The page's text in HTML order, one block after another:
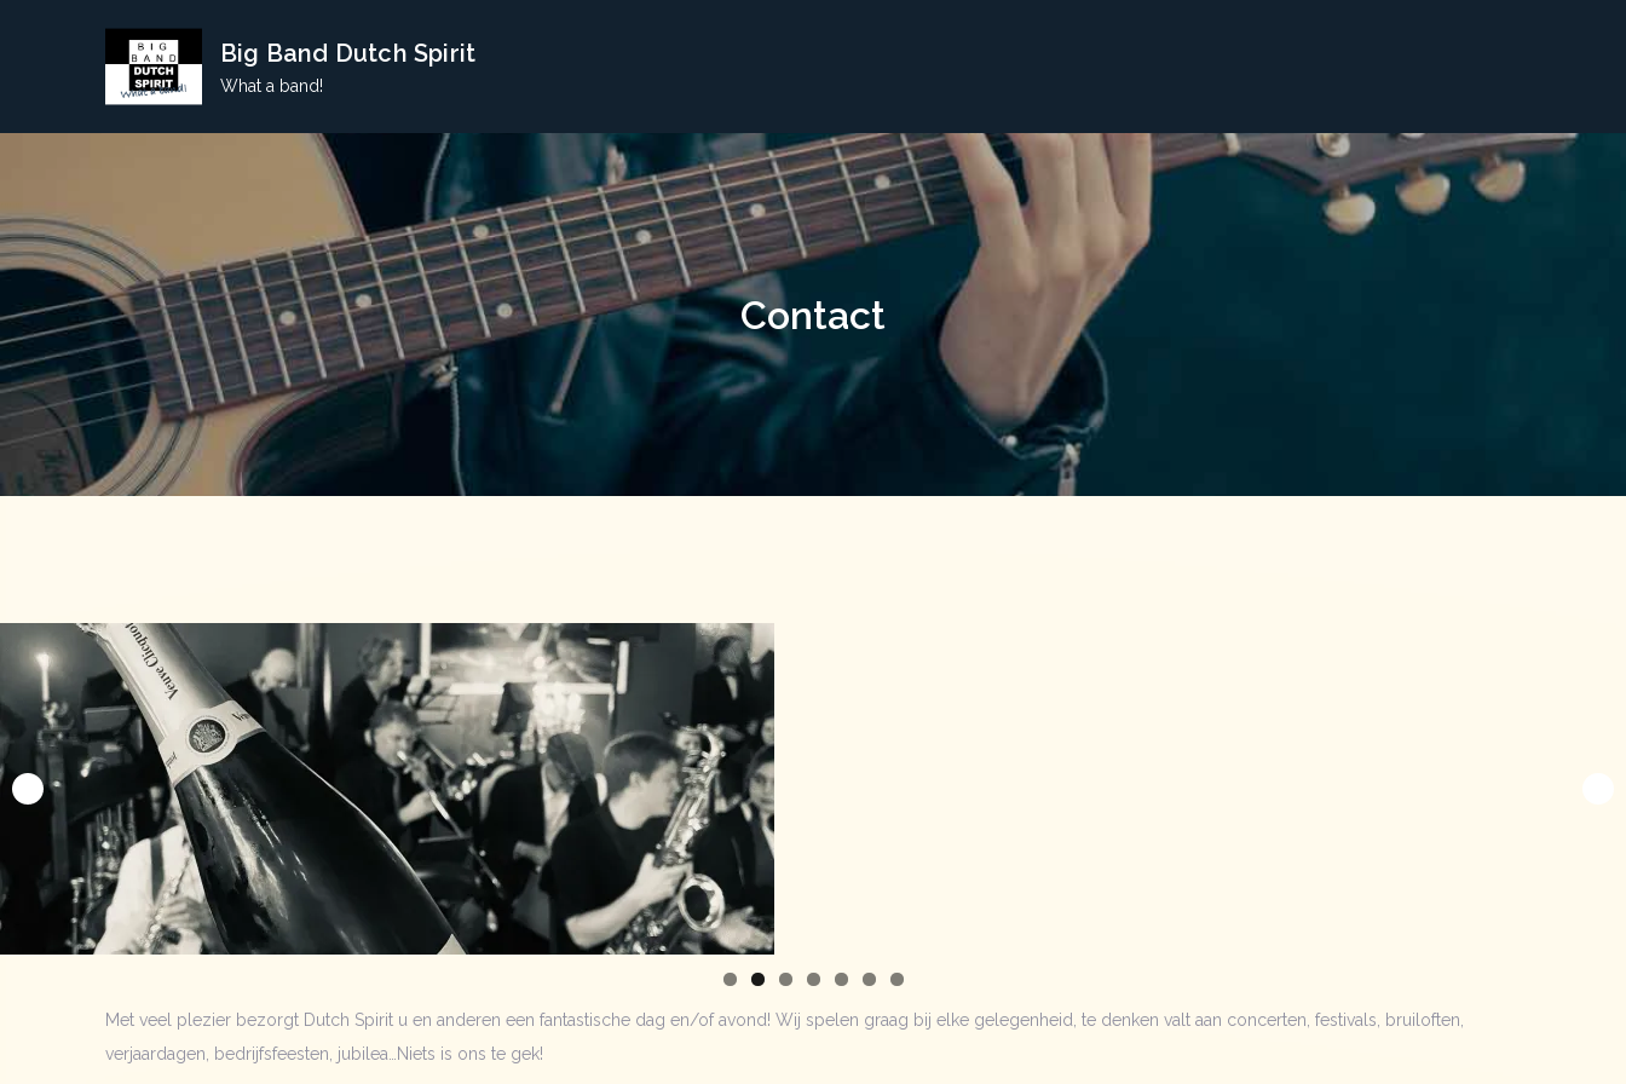
Big Band Dutch Spirit
What a band!
Contact
Met veel plezier bezorgt Dutch Spirit u en anderen een fantastische dag en/of avond! Wij spelen graag bij elke gelegenheid, te denken valt aan concerten, festivals, bruiloften,
verjaardagen, bedrijfsfeesten, jubilea…Niets is ons te gek!